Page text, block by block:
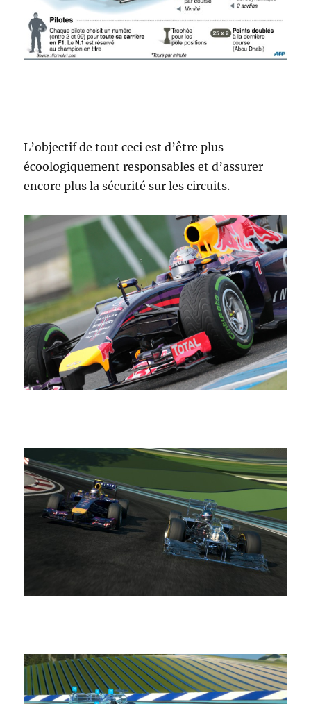
L’objectif de tout ceci est d’être plus
écoologiquement responsables et d’assurer
encore plus la sécurité sur les circuits.